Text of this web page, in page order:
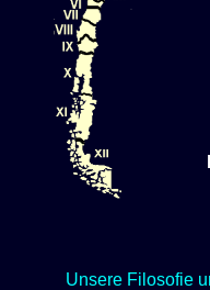
Unsere Filosofie